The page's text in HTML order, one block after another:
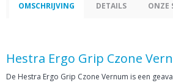
OMSCHRIJVING DETAILS ONZE
Hestra Ergo Grip Czone
De Hestra Ergo Grip Czone Vernum is een